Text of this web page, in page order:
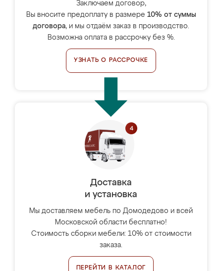
Заключаем договор,
Вы вносите предоплату в размере 10% от суммы
договора, и мы отдаём заказ в производство.
Возможна оплата в рассрочку без %.
УЗНАТЬ О РАССРОЧКЕ
Доставка
и установка
Мы доставляем мебель по Домодедово и всей
Московской области бесплатно!
Стоимость сборки мебели: 10% от стоимости
заказа.
ПЕРЕЙТИ В КАТАЛОГ